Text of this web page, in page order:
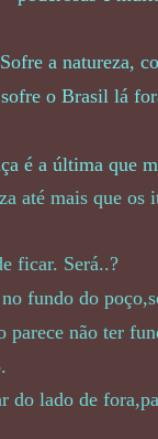
a natureza,
o Brasil lá
é a última que
até mais que os
ficar. Será..?
fundo do
não ter
lado de